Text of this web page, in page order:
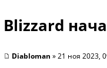
Blizzard
Diabloman » 21 ноя 2023,